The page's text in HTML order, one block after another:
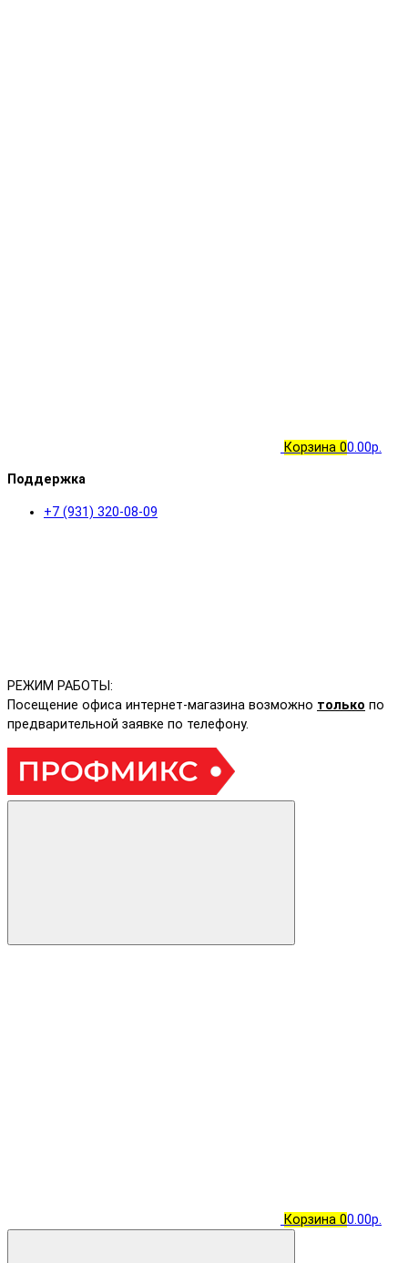
Корзина 00.00р.
Поддержка
+7 (931) 320-08-09
РЕЖИМ РАБОТЫ:
Посещение офиса интернет-магазина возможно только по
предварительной заявке по телефону.
Корзина 00.00р.